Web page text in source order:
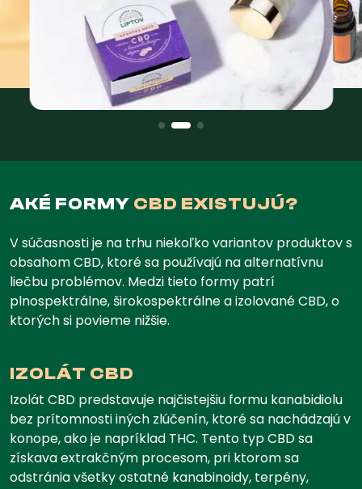
AKÉ FORMY CBD EXISTUJÚ?
V súčasnosti je na trhu niekoľko variantov produktov s
obsahom CBD, ktoré sa používajú na alternatívnu
liečbu problémov. Medzi tieto formy patrí
plnospektrálne, širokospektrálne a izolované CBD, o
ktorých si povieme nižšie.
IZOLÁT CBD
Izolát CBD predstavuje najčistejšiu formu kanabidiolu
bez prítomnosti iných zlúčenín, ktoré sa nachádzajú v
konope, ako je napríklad THC. Tento typ CBD sa
získava extrakčným procesom, pri ktorom sa
odstránia všetky ostatné kanabinoidy, terpény,